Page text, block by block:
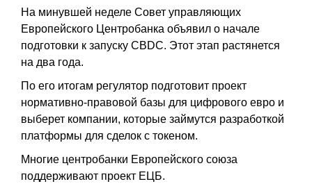
На минувшей неделе Совет управляющих
Европейского Центробанка объявил о начале
подготовки к запуску CBDC. Этот этап растянется
на два года.
По его итогам регулятор подготовит проект
нормативно-правовой базы для цифрового евро и
выберет компании, которые займутся разработкой
платформы для сделок с токеном.
Многие центробанки Европейского союза
поддерживают проект ЕЦБ.